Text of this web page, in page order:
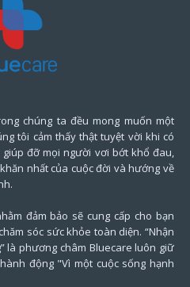
chúng ta đều mong muốn một
tôi cảm thấy thật tuyệt vời khi có
đỡ mọi người vơi bớt khổ đau,
nhất của cuộc đời và hướng về
đảm bảo sẽ cung cấp cho bạn
sóc sức khỏe toàn diện. “Nhận
là phương châm Bluecare luôn giữ
động "Vì một cuộc sống hạnh